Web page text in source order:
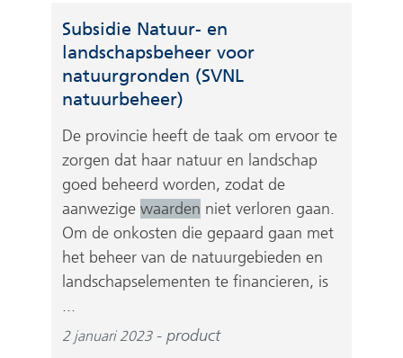
Subsidie Natuur- en
landschapsbeheer voor
natuurgronden (SVNL
natuurbeheer)
De provincie heeft de taak om ervoor te
zorgen dat haar natuur en landschap
goed beheerd worden, zodat de
aanwezige waarden niet verloren gaan.
Om de onkosten die gepaard gaan met
het beheer van de natuurgebieden en
landschapselementen te financieren, is
...
2 januari 2023 product